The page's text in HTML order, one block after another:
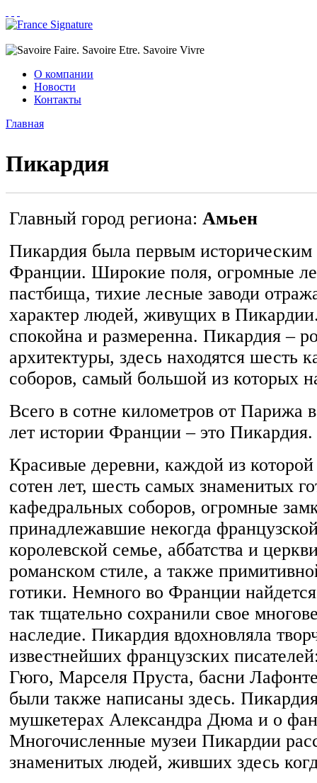
О компании
Новости
Контакты
Главная
Пикардия
Главный город региона: Амьен
Пикардия была первым историческим
Франции. Широкие поля, огромные
пастбища, тихие лесные заводи
характер людей, живущих в
спокойна и размеренна. Пикардия –
архитектуры, здесь находятся шесть
соборов, самый большой из которых
Всего в сотне километров от Парижа
лет истории Франции – это Пикардия.
Красивые деревни, каждой из
сотен лет, шесть самых знаменитых
кафедральных соборов, огромные
принадлежавшие некогда
королевской семье, аббатства и
романском стиле, а также
готики. Немного во Франции
так тщательно сохранили свое
наследие. Пикардия вдохновляла
известнейших французских
Гюго, Марселя Пруста, басни
были также написаны здесь.
мушкетерах Александра Дюма и о
Многочисленные музеи Пикардии
знаменитых людей, живших здесь